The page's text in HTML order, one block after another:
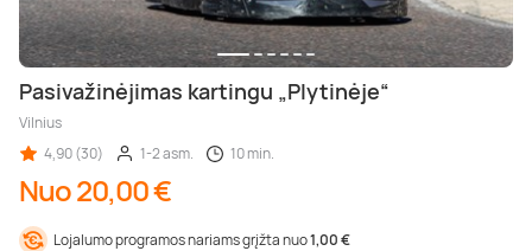
Pasivažinėjimas kartingu „Plytinėje“
Vilnius
4,90 (30)
1-2 asm. 10 min.
Nuo 20,00 €
Lojalumo programos nariams grįžta nuo1,00 €